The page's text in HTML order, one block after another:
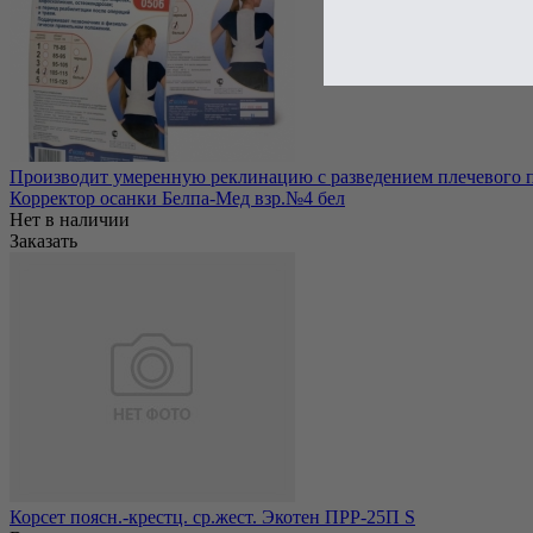
Производит умеренную реклинацию с разведением плечевого
Корректор осанки Белпа-Мед взр.№4 бел
Нет в наличии
Заказать
Корсет поясн.-крестц. ср.жест. Экотен ПРР-25П S